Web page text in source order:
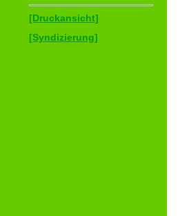
[Druckansicht]
[Syndizierung]